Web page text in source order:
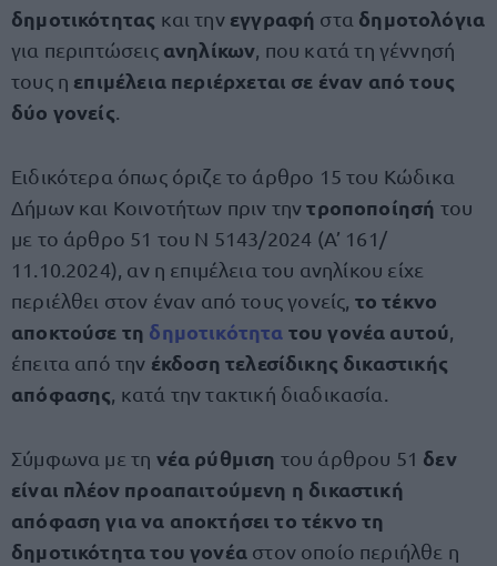
δημοτικότητας και την εγγραφή στα δημοτολόγια
για περιπτώσεις ανηλίκων , που κατά τη γέννησή
τους η επιμέλεια περιέρχεται σε έναν από τους
δύο γονείς
Ειδικότερα όπως όριζε το άρθρο 15 του Κώδικα
Δήμων και Κοινοτήτων πριν τηντροποποίησή του
με το άρθρο 51 του Ν 5143/2024 (Α’ 161/
11.10.2024), αν η επιμέλεια του ανηλίκου είχε
περιέλθει στον έναν από τους γονείς, το τέκνο
αποκτούσε τη δημοτικότητα του γονέα αυτού
έπειτα από την έκδοση τελεσίδικης δικαστικής
απόφασης , κατά την τακτική διαδικασία.
Σύμφωνα με τη νέα ρύθμιση του άρθρου 51 δεν
είναι πλέον προαπαιτούμενη η δικαστική
απόφαση για να αποκτήσει το τέκνο τη
δημοτικότητα του γονέα στον οποίο περιήλθε η